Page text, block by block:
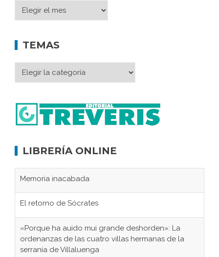
TEMAS
LIBRERÍA ONLINE
Memoria inacabada
El retorno de Sócrates
«Porque ha auido mui grande deshorden»: La
ordenanzas de las cuatro villas hermanas de la
serranía de Villaluenga